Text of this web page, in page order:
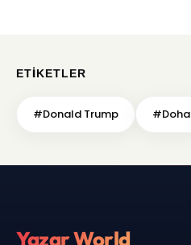
ETIKETLER
#Donald Trump #Doha
Yazar World